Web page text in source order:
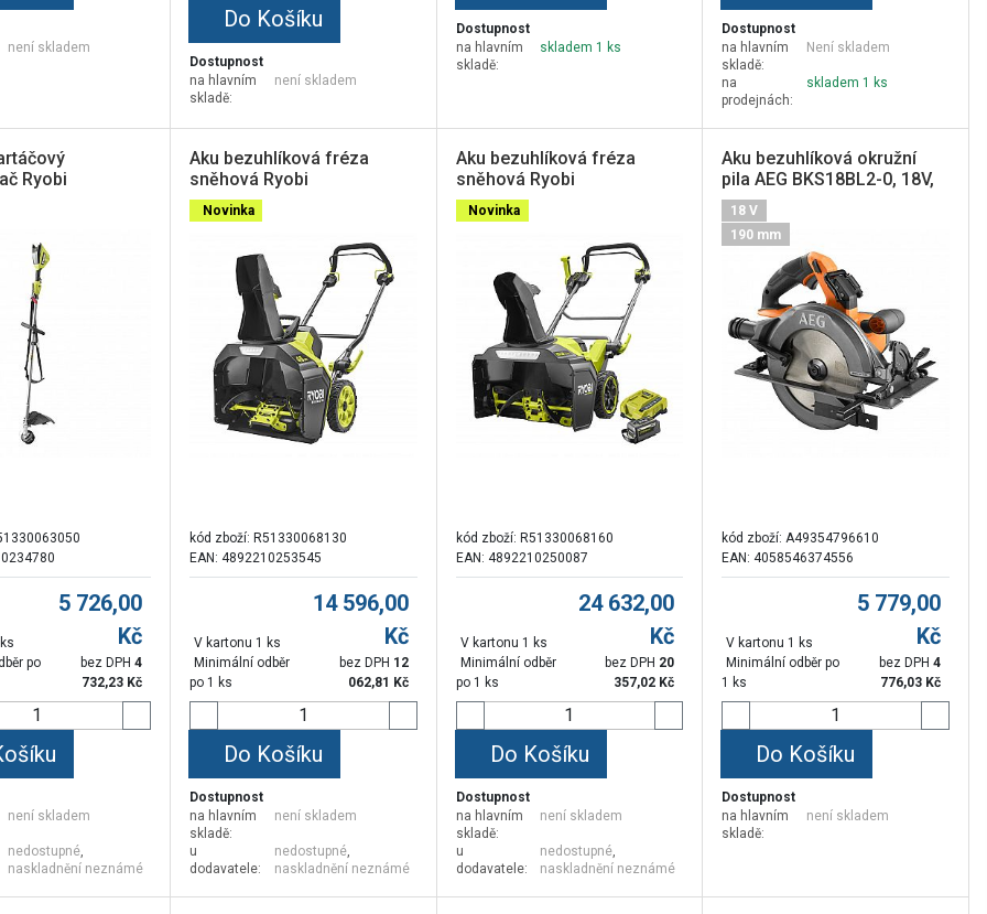
není skladem
Do Košíku
Dostupnost
na hlavním
skladě:
není skladem
Dostupnost
na hlavním
skladě:
skladem 1 ks
Dostupnost
na hlavním
skladě:
Není skladem
na
prodejnách:
skladem 1 ks
Ryobi
0
po
5 726,00
Kč
bez DPH 4
732,23Kč
není skladem
nedostupné,
naskladnění neznámé
Aku bezuhlíková fréza
sněhová Ryobi
RY18STX45A-0, 18V One+™,
45 cm
Novinka
kód zboží: R51330068130
EAN: 4892210253545
V kartonu 1 ks
Minimální odběr
po 1 ks
14 596,00
Kč
bez DPH 12
062,81 Kč
Do Košíku
Dostupnost
na hlavním
skladě:
není skladem
u
dodavatele:
nedostupné,
naskladnění neznámé
Aku bezuhlíková fréza
sněhová Ryobi
RY36STX53B-160, Max
power, 53cm
Novinka
kód zboží: R51330068160
EAN: 4892210250087
V kartonu 1 ks
Minimální odběr
po 1 ks
24 632,00
Kč
bez DPH 20
357,02 Kč
Do Košíku
Dostupnost
na hlavním
skladě:
není skladem
u
dodavatele:
nedostupné,
naskladnění neznámé
Aku bezuhlíková okružní
pila AEG BKS18BL2-0, 18V,
190mm
18 V
190 mm
kód zboží:A49354796610
EAN: 4058546374556
V kartonu 1 ks
Minimální odběr po
1 ks
5 779,00
Kč
bez DPH 4
776,03 Kč
Do Košíku
Dostupnost
na hlavním
skladě:
není skladem